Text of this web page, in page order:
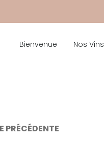
Bienvenue Nos Vins
PRÉCÉDENTE